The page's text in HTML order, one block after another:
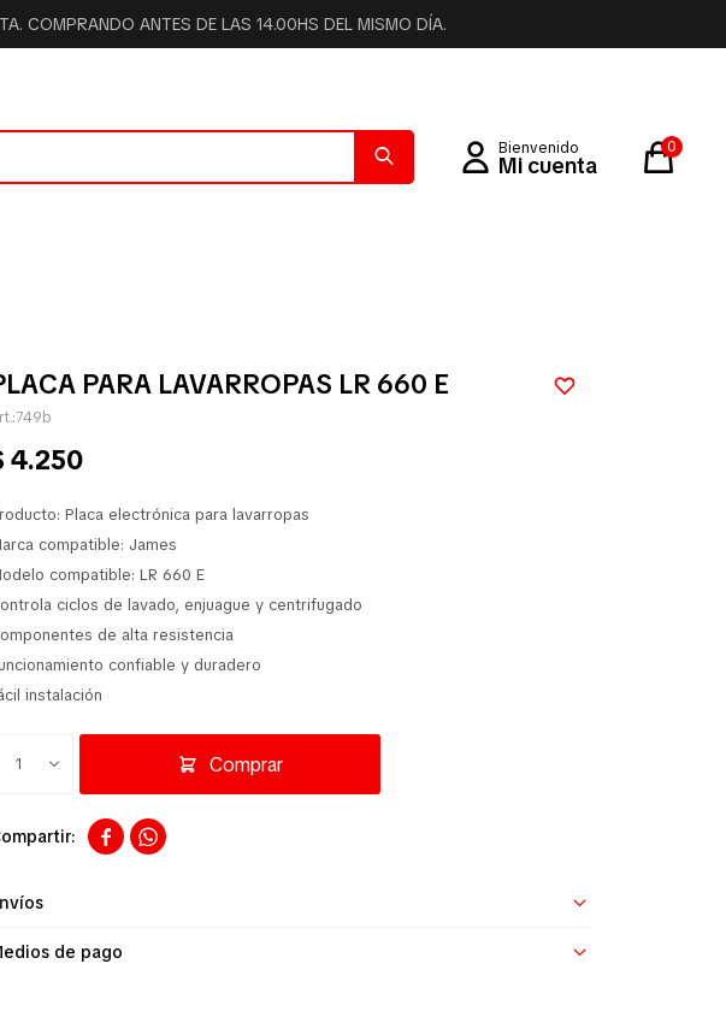
COMPRANDO ANTES DE LAS 14.00HS DEL MISMO DÍA.
0
PARA LAVARROPAS LR 660 E
749b
4.250
Placa electrónica para lavarropas
compatible: James
compatible: LR 660 E
ciclos de lavado, enjuague y centrifugado
de alta resistencia
confiable y duradero
instalación
1 Comprar
 
de pago